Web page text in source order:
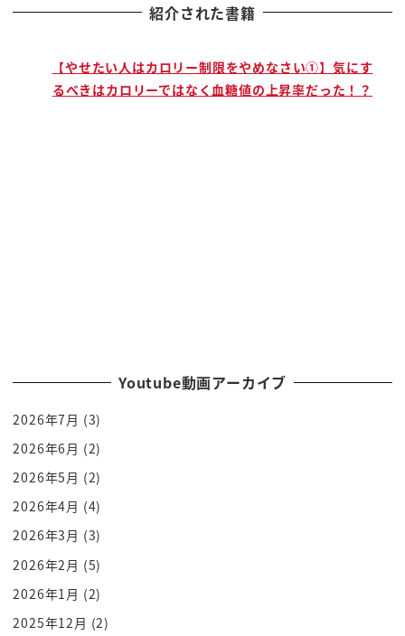
ぶっくぶっくぶっくぶっく見てくださいねちょっと
ぬら
何やら近づいていきますはいここで99点か何かがい
どうやらオーナーズですよ
バカラ電解兄弟女まずが雑駁ウンガー
そこからですねものすごい上空ばれておりますどう
いうことすうぞ挑んでいる
気がつくと目の前には見たことない景色が広がって
いました青いのは割けば青いの後
叫ばずにはいられませんでした
うわぁ
いわけですねこんな景色私もですねスカイダイビン
グをしたことあるんですよね
紹介された書籍
【やせたい人はカロリー制限をやめなさい①】気にす
るべきはカロリーではなく血糖値の上昇率だった！？
Youtube動画アーカイブ
2026年7月 (3)
2026年6月 (2)
2026年5月 (2)
2026年4月 (4)
2026年3月 (3)
2026年2月 (5)
2026年1月 (2)
2025年12月 (2)